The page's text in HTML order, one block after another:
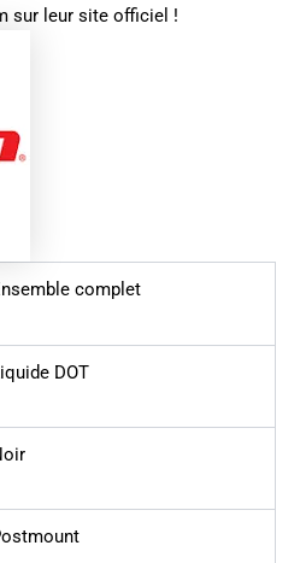
sur leur site officiel !
complet
DOT